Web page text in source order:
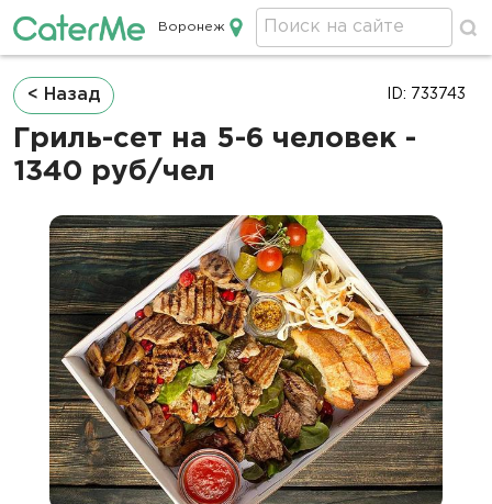
Кейтеринг в Воронеже
Воронеж
Строка
навигации
< Назад
Гриль-сет на 5-6 человек -
1340 руб/чел
ID: 733743